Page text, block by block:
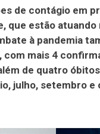
de contágio em
que estão atuando
à pandemia
com mais 4
de quatro
julho, setembro e